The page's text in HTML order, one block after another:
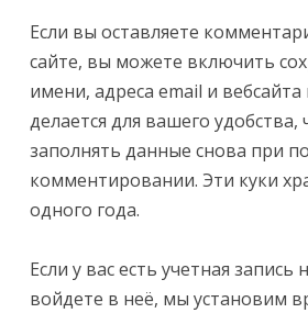
Если вы оставляете
сайте, вы можете включить
имени, адреса email и вебсайта
делается для вашего удобства,
заполнять данные снова при
комментировании. Эти куки
одного года.
Если у вас есть учетная запись
войдете в неё, мы установим